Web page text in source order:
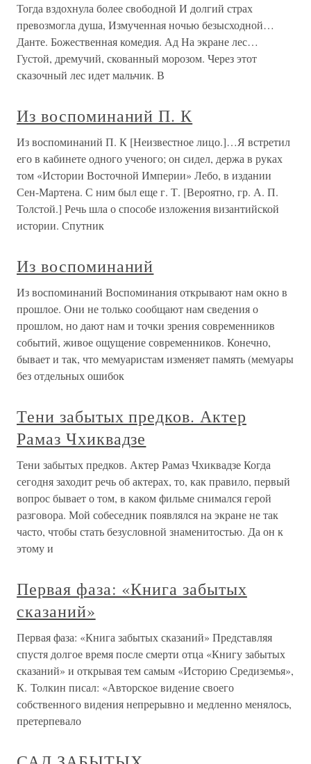
Тогда вздохнула более свободной И долгий страх
превозмогла душа, Измученная ночью безысходной…
Данте. Божественная комедия. Ад На экране лес…
Густой, дремучий, скованный морозом. Через этот
сказочный лес идет мальчик. В
Из воспоминаний П. К
Из воспоминаний П. К [Неизвестное лицо.]…Я встретил
его в кабинете одного ученого; он сидел, держа в руках
том «Истории Восточной Империи» Лебо, в издании
Сен-Мартена. С ним был еще г. Т. [Вероятно, гр. А. П.
Толстой.] Речь шла о способе изложения византийской
истории. Спутник
Из воспоминаний
Из воспоминаний Воспоминания открывают нам окно в
прошлое. Они не только сообщают нам сведения о
прошлом, но дают нам и точки зрения современников
событий, живое ощущение современников. Конечно,
бывает и так, что мемуаристам изменяет память (мемуары
без отдельных ошибок
Тени забытых предков. Актер
Рамаз Чхиквадзе
Тени забытых предков. Актер Рамаз Чхиквадзе Когда
сегодня заходит речь об актерах, то, как правило, первый
вопрос бывает о том, в каком фильме снимался герой
разговора. Мой собеседник появлялся на экране не так
часто, чтобы стать безусловной знаменитостью. Да он к
этому и
Первая фаза: «Книга забытых
сказаний»
Первая фаза: «Книга забытых сказаний» Представляя
спустя долгое время после смерти отца «Книгу забытых
сказаний» и открывая тем самым «Историю Средиземья»,
К. Толкин писал: «Авторское видение своего
собственного видения непрерывно и медленно менялось,
претерпевало